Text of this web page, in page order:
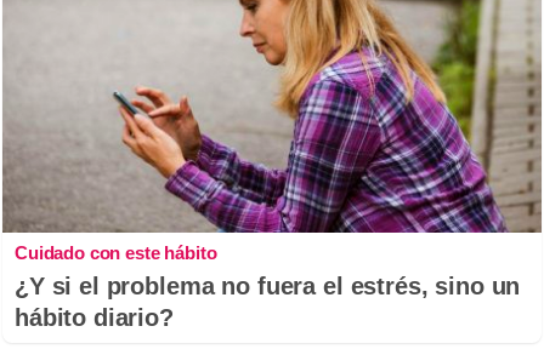
Cuidado con este hábito
¿Y si el problema no fuera el estrés, sino un
hábito diario?